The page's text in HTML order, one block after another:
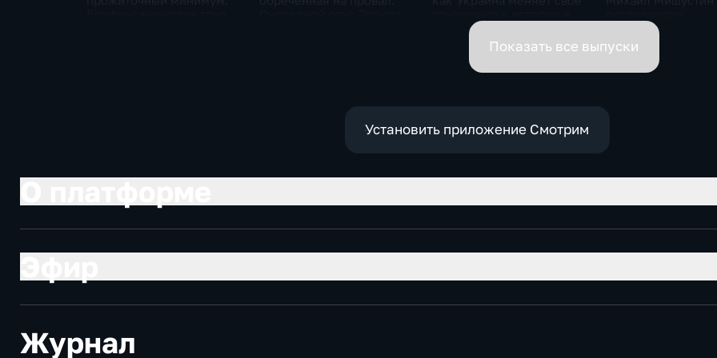
почему
обязанности вице-
премьеров
Показать все выпуски
Установить приложение Смотрим
Журнал